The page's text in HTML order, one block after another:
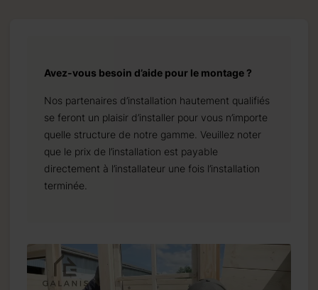
Avez-vous besoin d’aide pour le montage ?
Nos partenaires d’installation hautement qualifiés
se feront un plaisir d’installer pour vous n’importe
quelle structure de notre gamme. Veuillez noter
que le prix de l’installation est payable
directement à l’installateur une fois l’installation
terminée.